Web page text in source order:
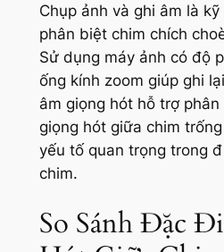
Chụp ảnh và ghi âm là
phân biệt chim chích
Sử dụng máy ảnh có độ
ống kính zoom giúp ghi
âm giọng hót hỗ trợ
giọng hót giữa chim
yếu tố quan trọng trong
chim.
So Sánh Đặc